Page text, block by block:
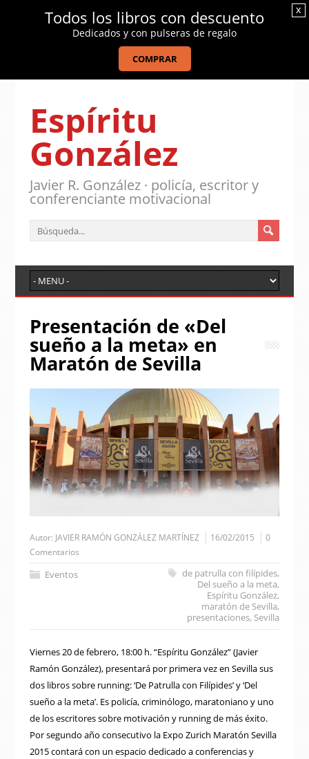
Espíritu
González
Javier R. González · policía, escritor y
conferenciante motivacional
Presentación de «Del
sueño a la meta» en
Maratón de Sevilla
Autor: JAVIER RAMÓN GONZÁLEZ MARTÍNEZ 16/02/2015
0
Comentarios
Eventos de patrulla con filípides,
Del sueño a la meta,
Espíritu González,
maratón de Sevilla,
presentaciones, Sevilla
Viernes 20 de febrero, 18:00 h. “Espíritu González” (Javier
Ramón González), presentará por primera vez en Sevilla sus
dos libros sobre running: ‘De Patrulla con Filípides’ y ‘Del
sueño a la meta’. Es policía, criminólogo, maratoniano y uno
de los escritores sobre motivación y running de más éxito.
Por segundo año consecutivo la Expo Zurich Maratón Sevilla
2015 contará con un espacio dedicado a conferencias y
Todos los libros con descuento
Dedicados y con pulseras de regalo
COMPRAR
x